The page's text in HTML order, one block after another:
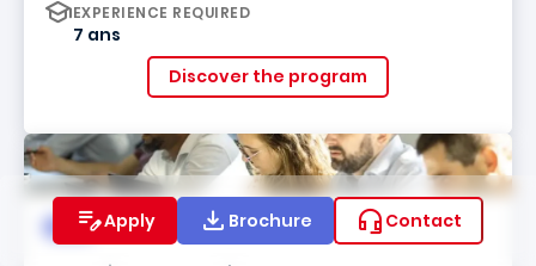
Apply Brochure Contact
EXPERIENCE REQUIRED
7 ans
Discover the program
VAE